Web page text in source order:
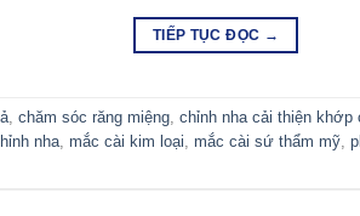
TIẾP TỤC ĐỌC →
, chăm sóc răng miệng, chỉnh nha cải thiện khớp
nha, mắc cài kim loại, mắc cài sứ thẩm mỹ,